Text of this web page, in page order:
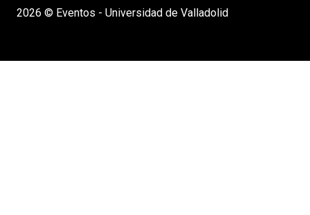
2026 © Eventos - Universidad de Valladolid